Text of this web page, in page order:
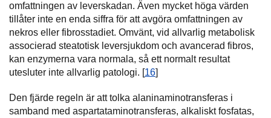
omfattningen av leverskadan. Även mycket höga värden
tillåter inte en enda siffra för att avgöra omfattningen av
nekros eller fibrosstadiet. Omvänt, vid allvarlig metabolisk
associerad steatotisk leversjukdom och avancerad fibros,
kan enzymerna vara normala, så ett normalt resultat
utesluter inte allvarlig patologi. [16]
Den fjärde regeln är att tolka alaninaminotransferas i
samband med aspartataminotransferas, alkaliskt fosfatas,